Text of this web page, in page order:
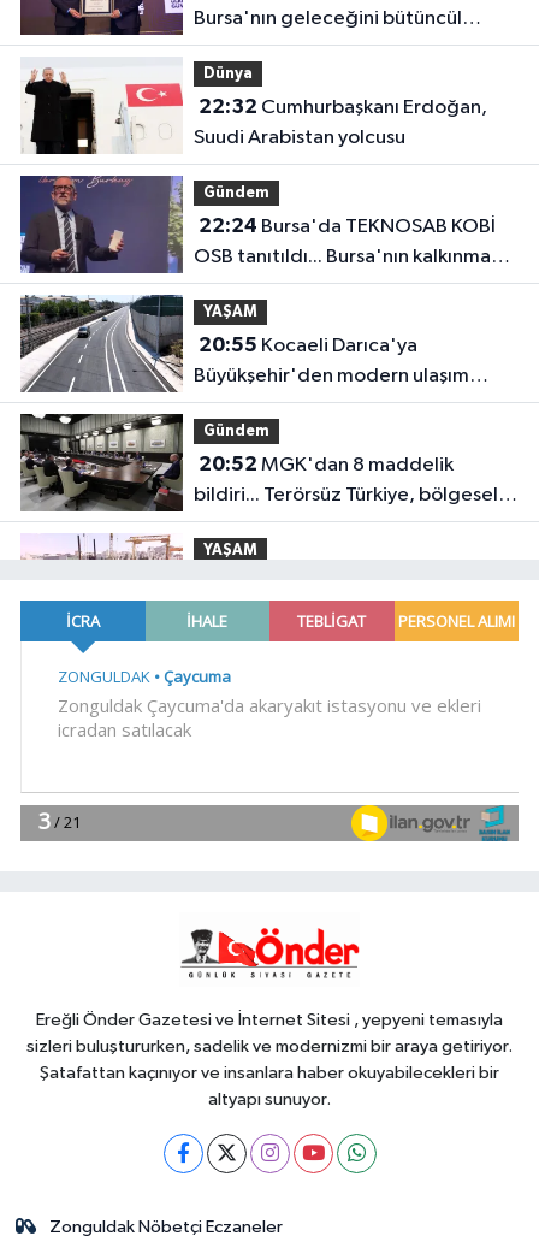
Bursa'nın geleceğini bütüncül
anlayışla planlıyoruz
Dünya
22:32
Suudi Arabistan yolcusu
Gündem
22:24
OSB tanıtıldı... Bursa'nın kalkınma
yolculuğunda yeni dönem
YAŞAM
20:55
Büyükşehir'den modern ulaşım
yatırımı
Gündem
20:52
bildiri... Terörsüz Türkiye, bölgesel
güvenlik ve Gazze mesajı
YAŞAM
gemi
18:52Türk Tarih Kurumu'ndan tarihi
18:48 .
Ereğli Önder Gazetesi ve İnternet Sitesi , yepyeni temasıyla
sizleri buluştururken, sadelik ve modernizmi bir araya getiriyor.
Şatafattan kaçınıyor ve insanlara haber okuyabilecekleri bir
altyapı sunuyor.
Zonguldak Nöbetçi Eczaneler